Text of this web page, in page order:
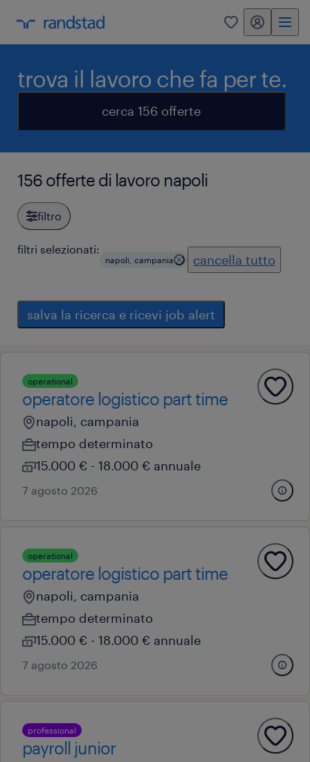
0 my randstad
trova il lavoro che fa per te.
cerca 156 offerte
156 offerte di lavoro napoli
filtro
filtri selezionati:
napoli, campania cancella tutto
salva la ricerca e ricevi job alert
operational
operatore logistico part time
napoli, campania
tempo determinato
15.000 € - 18.000 € annuale
7 agosto 2026
operational
operatore logistico part time
napoli, campania
tempo determinato
15.000 € - 18.000 € annuale
7 agosto 2026
professional
payroll junior